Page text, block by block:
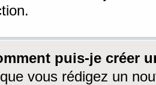
puis-je créer
vous rédigez un